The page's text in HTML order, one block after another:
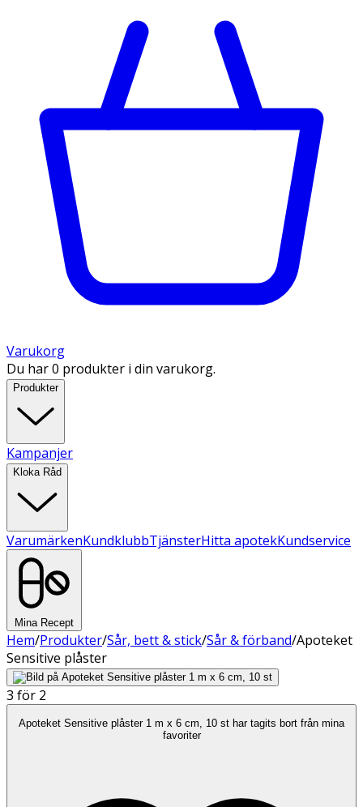
Varukorg
Du har 0 produkter i din varukorg.
Produkter
Kampanjer
Kloka Råd
VarumärkenKundklubbTjänsterHitta apotekKundservice
Mina Recept
Hem/Produkter/Sår, bett & stick/Sår & förband/Apoteket
Sensitive plåster
3 för 2
Apoteket Sensitive plåster 1 m x 6 cm, 10 st har tagits bort från mina
favoriter